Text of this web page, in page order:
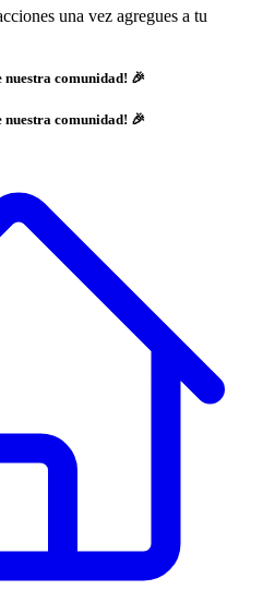
una vez agregues a tu
nuestra comunidad! 🎉
nuestra comunidad! 🎉